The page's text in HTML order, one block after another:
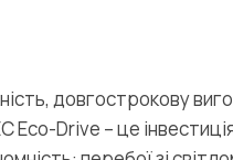
довгострокову
Drive – це